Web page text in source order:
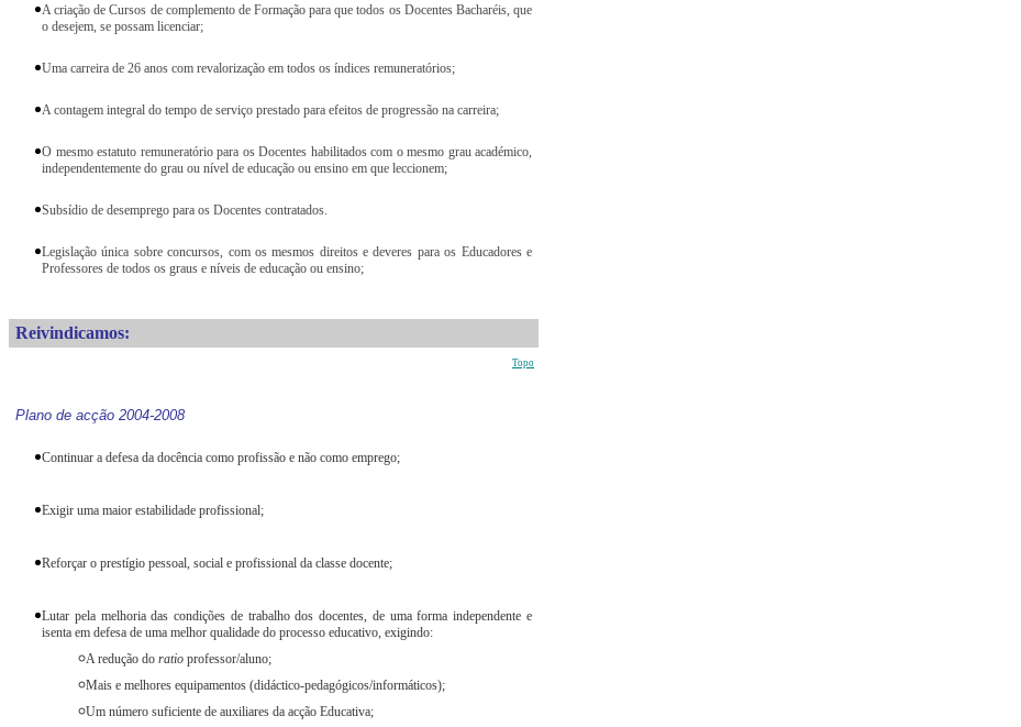
A criação de Cursos de complemento de Formação para que todos os Docentes Bacharéis, que
o desejem, se possam licenciar;
Uma carreira de 26 anos com revalorização em todos os índices remuneratórios;
A contagem integral do tempo de serviço prestado para efeitos de progressão na carreira;
O mesmo estatuto remuneratório para os Docentes habilitados com o mesmo grau académico,
independentemente do grau ou nível de educação ou ensino em que leccionem;
Subsídio de desemprego para os Docentes contratados.
Legislação única sobre concursos, com os mesmos direitos e deveres para os Educadores e
Professores de todos os graus e níveis de educação ou ensino;
Reivindicamos:
Topo
Plano de acção 2004-2008
Continuar a defesa da docência como profissão e não como emprego;
Exigir uma maior estabilidade profissional;
Reforçar o prestígio pessoal, social e profissional da classe docente;
Lutar pela melhoria das condições de trabalho dos docentes, de uma forma independente e
isenta em defesa de uma melhor qualidade do processo educativo, exigindo:
A redução do ratio professor/aluno;
Mais e melhores equipamentos (didáctico-pedagógicos/informáticos);
Um número suficiente de auxiliares da acção Educativa;